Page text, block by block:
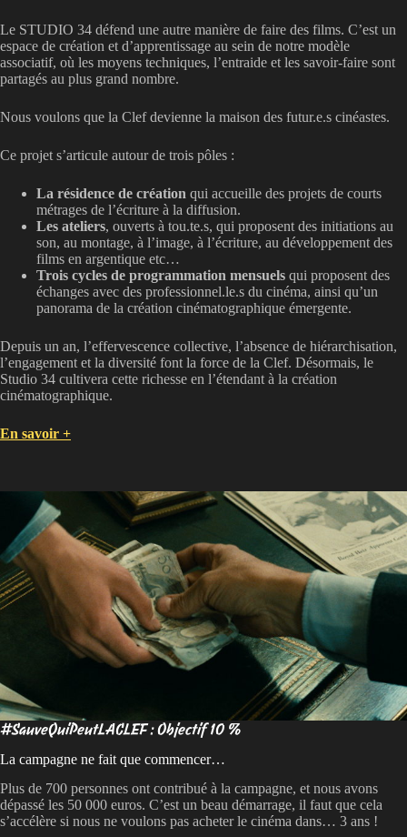
Le STUDIO 34 défend une autre manière de faire des films. C’est un
espace de création et d’apprentissage au sein de notre modèle
associatif, où les moyens techniques, l’entraide et les savoir-faire sont
partagés au plus grand nombre.
Nous voulons que la Clef devienne la maison des futur.e.s cinéastes.
Ce projet s’articule autour de trois pôles :
La résidence de création qui accueille des projets de courts
métrages de l’écriture à la diffusion.
Les ateliers, ouverts à tou.te.s, qui proposent des initiations au
son, au montage, à l’image, à l’écriture, au développement des
films en argentique etc…
Trois cycles de programmation mensuels qui proposent des
échanges avec des professionnel.le.s du cinéma, ainsi qu’un
panorama de la création cinématographique émergente.
Depuis un an, l’effervescence collective, l’absence de hiérarchisation,
l’engagement et la diversité font la force de la Clef. Désormais, le
Studio 34 cultivera cette richesse en l’étendant à la création
cinématographique.
En savoir +
#SauveQuiPeutLACLEF : Objectif 10 %
La campagne ne fait que commencer…
Plus de 700 personnes ont contribué à la campagne, et nous avons
dépassé les 50 000 euros. C’est un beau démarrage, il faut que cela
s’accélère si nous ne voulons pas acheter le cinéma dans… 3 ans !